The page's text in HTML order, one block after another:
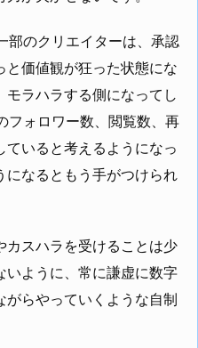
部のクリエイターは、承認
と価値観が狂った状態にな
モラハラする側になってし
フォロワー数、閲覧数、再
いると考えるようになっ
になるともう手がつけられ
カスハラを受けることは少
いように、常に謙虚に数字
らやっていくような自制